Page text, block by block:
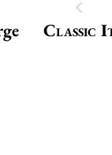
Classic